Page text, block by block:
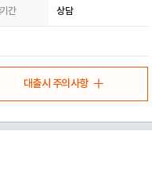
간 상담
대출시 주의사항